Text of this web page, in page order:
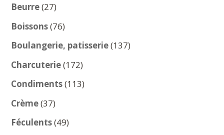
Beurre 2727
produits
Boissons 7676
produits
Boulangerie, patisserie 137137
Charcuterie 172172
produits
Condiments 113113
Crème 3737
produits
Féculents 4949